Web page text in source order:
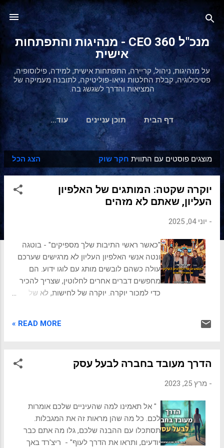
דילוג לתוכן הראשי
מנכ"ל 360 CEO - מנהיגות והתפתחות
אישית
על מנהיגות, ניהול, קריירה, התפתחות אישית, למידה, פילוסופיה,
פסיכולוגיה, קבלת החלטות וגיאו-פוליטיקה, לתובנה מעמיקה של
המציאות והדרך לשגשג בה.
דף הבית תוכן עניינים ‏עוד…
ר
ש
מוצגים פוסטים עם התווית חקר שוק הצג הכל
יוקרה שקטה: המותגים של האלפיון
העליון, שאתם לא מזהים
- יוני 04, 2025
"כאשר ראשי התיבות שלך מספיקים" - בוטגה
ונטה אנשי האלפיון העליון לא מרגישים שערכם
עולה כשהם לובשים מותג עם לוגו ידוע. הם
מחפשים דברים אחרים לחלוטין, שצריך להכיר
כדי למכור יוקרה. יוקרה של לחישות, לא של
תיקי עור ממותגים, חגורות עם אבזמים ענקיים או
עדינות ותחכום: עולם ה "יוקרה השקטה" (Quiet
מיתוג? אין לוגו צועק, אין סימן ברור, והלבוש
משדר נינוחות ותמימות. אבל אל תטעו. מאחורי
READ MORE »
הדרך מעובד בחברה לבעל עסק
- מרץ 25, 2023
" אל תאמינו למה שהעיניים שלכם אומרות
לכם. כל מה שהן מראות זה את המגבלות.
תסתכלו עם ההבנה שלכם, גלו מה אתם כבר
יודעים, ותראו את הדרך לעוף" - ריצ'רד באך